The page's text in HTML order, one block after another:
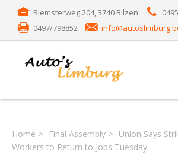
Riemsterweg 204, 3740 Bilzen
0497/798852
Home Final Assembly
Union Says
Workers to Return to Jobs Tuesday